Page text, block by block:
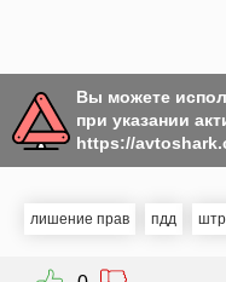
Вы можете
при указании
https://
лишение прав пдд